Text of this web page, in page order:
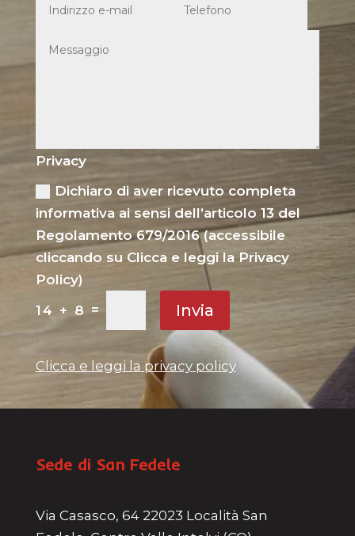
Privacy
Dichiaro di aver ricevuto completa
informativa ai sensi dell’articolo 13 del
Regolamento 679/2016 (accessibile
cliccando su Clicca e leggi la Privacy
Policy)
14 + 8 = Invia
Clicca e leggi la privacy policy
Sede di San Fedele
Via Casasco, 64 22023 Località San